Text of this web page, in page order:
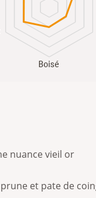
nuance vieil or
et pate de